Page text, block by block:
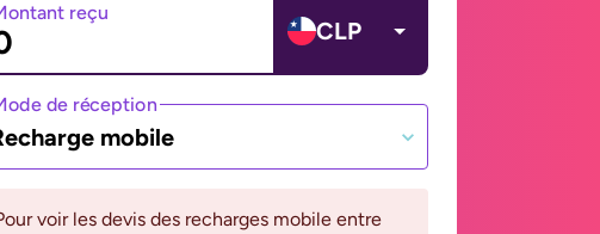
reçu
CLP
de réception
mobile
voir les devis des recharges mobile entre